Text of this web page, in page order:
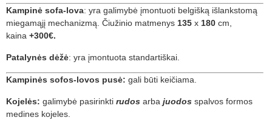
Kampinė sofa-lova: yra galimybė įmontuoti belgišką išlankstomą
miegamąjį mechanizmą. Čiužinio matmenys 135 x 180 cm,
kaina +300€.
Patalynės dėžė: yra įmontuota standartiškai.
Kampinės sofos-lovos pusė: gali būti keičiama.
Kojelės: galimybė pasirinkti rudos arba juodos spalvos formos
medines kojeles.